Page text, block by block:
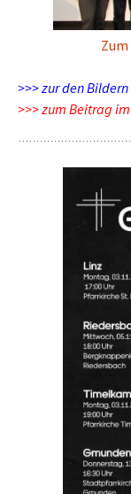
>>> zur den Bildern
>>> zum Beitrag